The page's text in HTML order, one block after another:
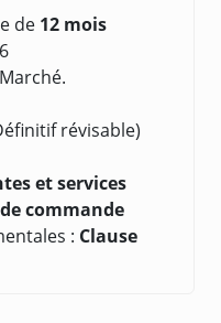
de 12 mois
révisable)
et services
commande
: Clause